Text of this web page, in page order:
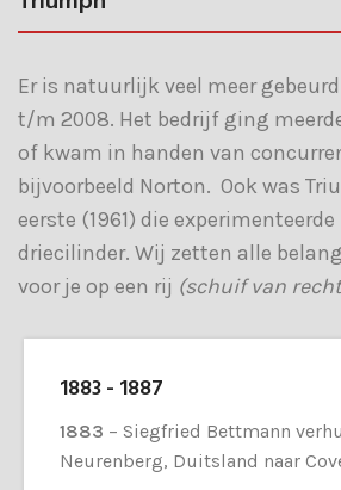
Er is natuurlijk veel meer
t/m 2008. Het bedrijf ging
of kwam in handen van
bijvoorbeeld Norton. Ook was
eerste (1961) die
driecilinder. Wij zetten alle
voor je op een rij (schuif van
1883 - 1887
1883 – Siegfried Bettmann
Neurenberg, Duitsland naar